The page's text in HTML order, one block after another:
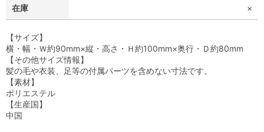
在庫 ×
【サイズ】
横・幅・Ｗ約90mm×縦・高さ・Ｈ約100mm×奥行・Ｄ約80mm
【その他サイズ情報】
髪の毛や衣装、足等の付属パーツを含めない寸法です。
【素材】
ポリエステル
【生産国】
中国